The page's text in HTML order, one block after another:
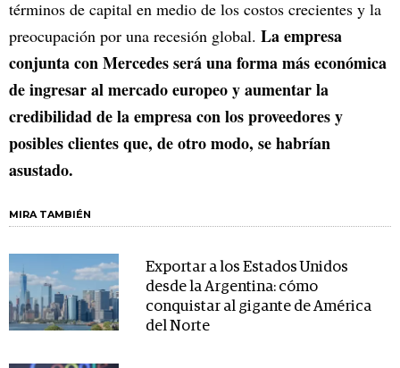
términos de capital en medio de los costos crecientes y la
preocupación por una recesión global. La empresa
conjunta con Mercedes será una forma más económica
de ingresar al mercado europeo y aumentar la
credibilidad de la empresa con los proveedores y
posibles clientes que, de otro modo, se habrían
asustado.
MIRA TAMBIÉN
Exportar a los Estados Unidos
desde la Argentina: cómo
conquistar al gigante de América
del Norte